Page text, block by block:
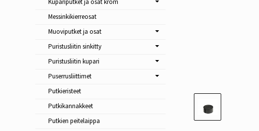
Kupariputket ja osat krom
Messinkikierreosat
Muoviputket ja osat
Puristusliitin sinkitty
Puristusliitin kupari
Puserrusliittimet
Putkieristeet
Putkikannakkeet
Putkien peitelaippa